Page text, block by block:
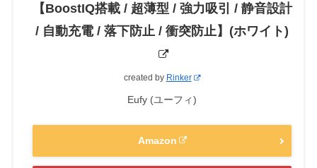
【BoostIQ搭載 / 超薄型 / 強力吸引 / 静音設計
/ 自動充電 / 落下防止 / 衝突防止】(ホワイト)
created by Rinker
Eufy (ユーフィ)
Amazon